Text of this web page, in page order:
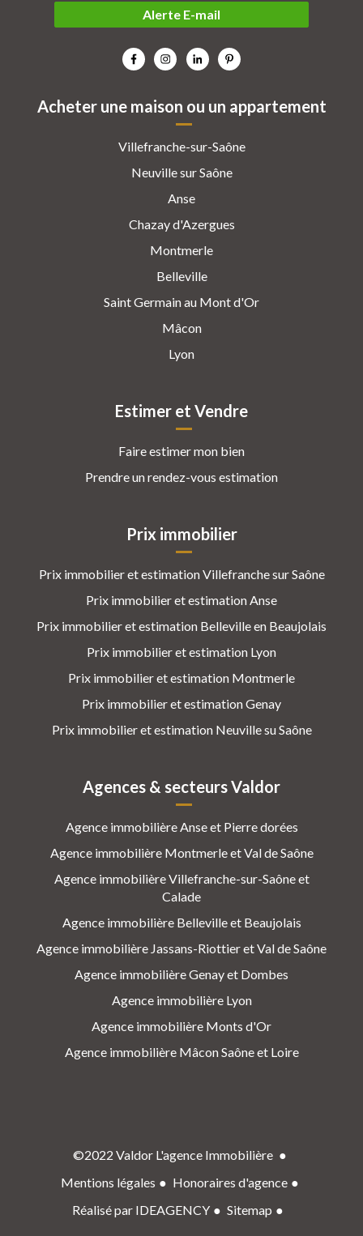
Acheter une maison ou un appartement
Villefranche-sur-Saône
Neuville sur Saône
Anse
Chazay d'Azergues
Montmerle
Belleville
Saint Germain au Mont d'Or
Mâcon
Lyon
Estimer et Vendre
Faire estimer mon bien
Prendre un rendez-vous estimation
Prix immobilier
Prix immobilier et estimation Villefranche sur Saône
Prix immobilier et estimation Anse
Prix immobilier et estimation Belleville en Beaujolais
Prix immobilier et estimation Lyon
Prix immobilier et estimation Montmerle
Prix immobilier et estimation Genay
Prix immobilier et estimation Neuville su Saône
Agences & secteurs Valdor
Agence immobilière Anse et Pierre dorées
Agence immobilière Montmerle et Val de Saône
Agence immobilière Villefranche-sur-Saône et
Calade
Agence immobilière Belleville et Beaujolais
Agence immobilière Jassans-Riottier et Val de Saône
Agence immobilière Genay et Dombes
Agence immobilière Lyon
Agence immobilière Monts d'Or
Agence immobilière Mâcon Saône et Loire
Alerte E-mail
©2022 Valdor L'agence Immobilière
Mentions légales
Honoraires d'agence
Réalisé par IDEAGENCY
Sitemap